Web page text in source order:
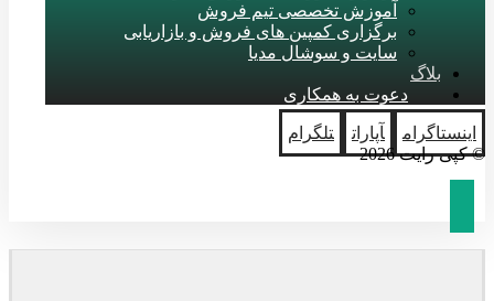
آموزش تخصصی تیم فروش
برگزاری کمپین های فروش و بازاریابی
سایت و سوشال مدیا
بلاگ
دعوت به همکاری
اینستاگرام آپارات
تلگرام
© کپی رایت 2026